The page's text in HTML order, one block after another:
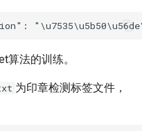
算法的训练。
为印章检测标签文件，